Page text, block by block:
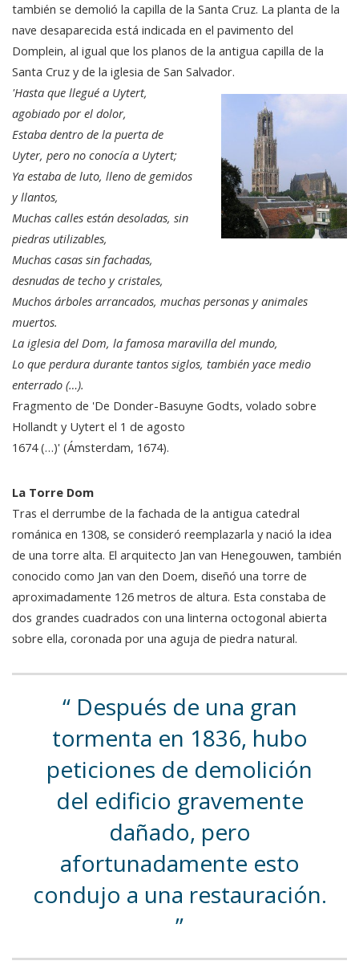
también se demolió la capilla de la Santa Cruz. La planta de la
nave desaparecida está indicada en el pavimento del
Domplein, al igual que los planos de la antigua capilla de la
Santa Cruz y de la iglesia de San Salvador.
'Hasta que llegué a Uytert,
agobiado por el dolor,
Estaba dentro de la puerta de
Uyter, pero no conocía a Uytert;
Ya estaba de luto, lleno de gemidos
y llantos,
Muchas calles están desoladas, sin
piedras utilizables,
Muchas casas sin fachadas,
desnudas de techo y cristales,
Muchos árboles arrancados, muchas personas y animales
muertos.
La iglesia del Dom, la famosa maravilla del mundo,
Lo que perdura durante tantos siglos, también yace medio
enterrado (…).
Fragmento de 'De Donder-Basuyne Godts, volado sobre
Hollandt y Uytert el 1 de agosto
1674 (…)' (Ámsterdam, 1674).
La Torre Dom
Tras el derrumbe de la fachada de la antigua catedral
románica en 1308, se consideró reemplazarla y nació la idea
de una torre alta. El arquitecto Jan van Henegouwen, también
conocido como Jan van den Doem, diseñó una torre de
aproximadamente 126 metros de altura. Esta constaba de
dos grandes cuadrados con una linterna octogonal abierta
sobre ella, coronada por una aguja de piedra natural.
Después de una gran
tormenta en 1836, hubo
peticiones de demolición
del edificio gravemente
dañado, pero
afortunadamente esto
condujo a una restauración.